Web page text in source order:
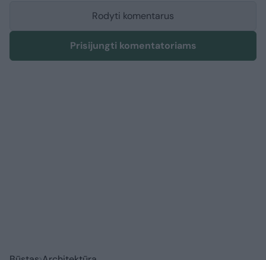
Rodyti komentarus
Prisijungti komentatoriams